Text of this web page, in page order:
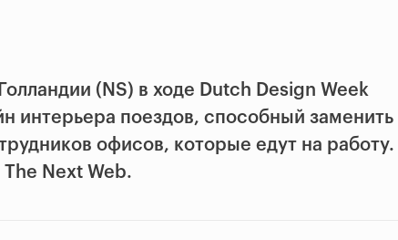
(NS) в ходе Dutch Design Week
интерьера поездов, способный заменить
офисов, которые едут на работу.
The Next Web.